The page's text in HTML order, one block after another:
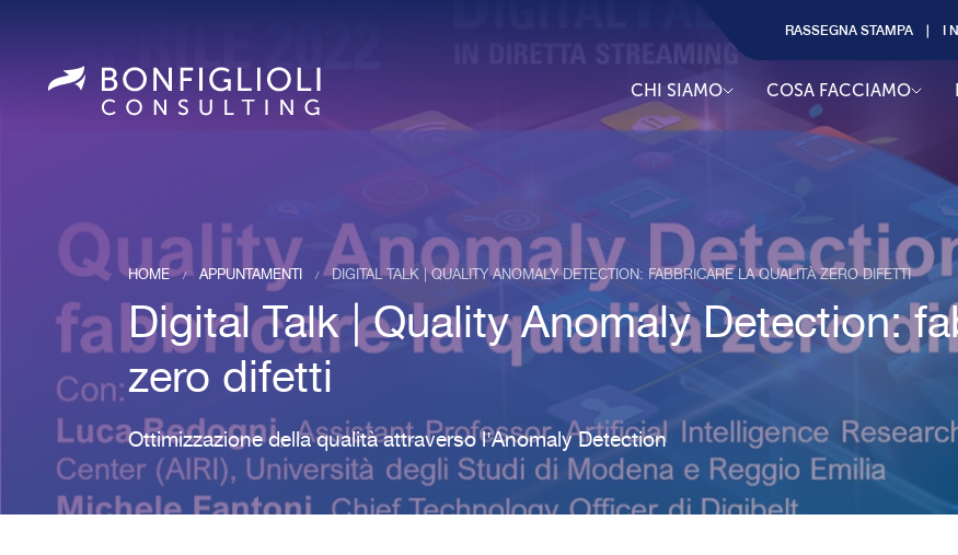
RASSEGNA STAMPA I
CHI SIAMO COSA FACCIAMO
HOME / APPUNTAMENTI / DIGITAL TALK | QUALITY ANOMALY DETECTION: FABBRICARE LA QUALITÀ ZERO DIFETTI
Digital Talk | Quality Anomaly Detection:
zero difetti
Ottimizzazione della qualità attraverso l'Anomaly Detection